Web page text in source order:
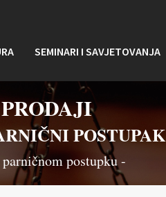
SEMINARI I SAVJETOVANJA
POSTUPAK
postupku -